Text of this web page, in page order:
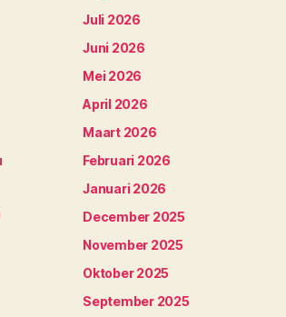
Juli 2026
Juni 2026
Mei 2026
April 2026
Maart 2026
Februari 2026
Januari 2026
December 2025
November 2025
Oktober 2025
September 2025